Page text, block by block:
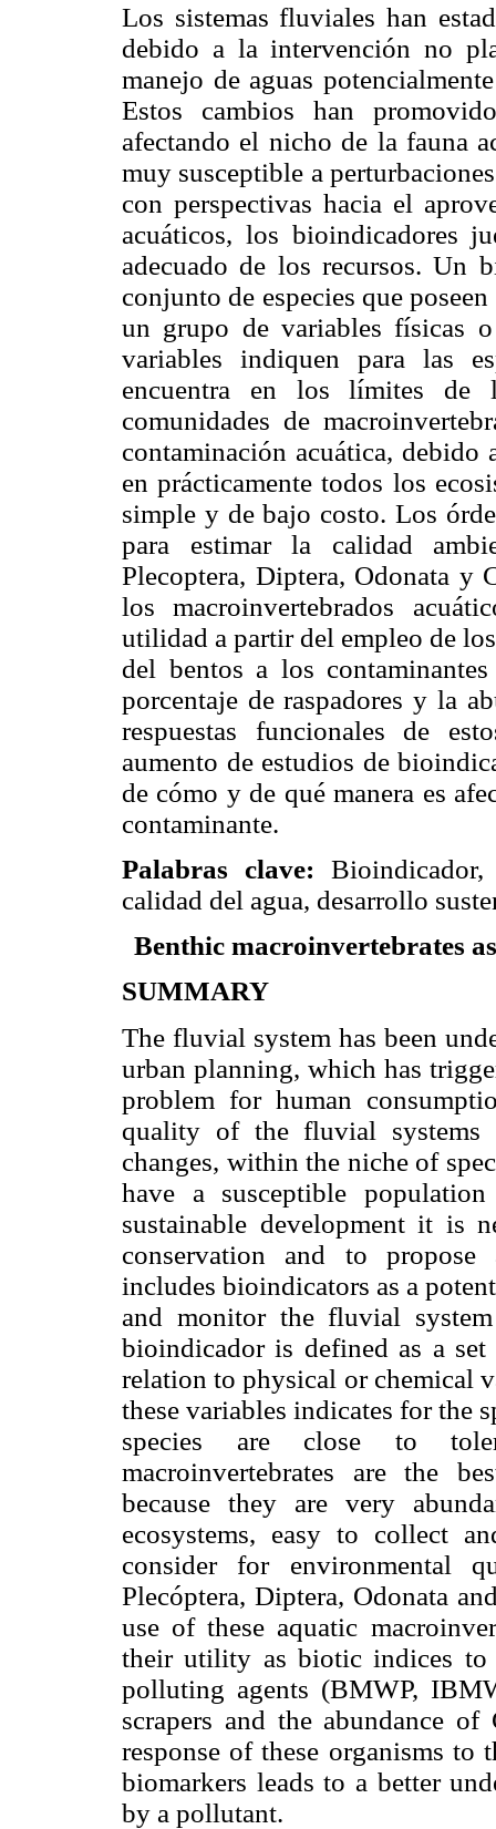
Los sistemas fluviales han
debido a la intervención no
manejo de aguas
Estos cambios han
afectando el nicho de la fauna
muy susceptible a
con perspectivas hacia el
acuáticos, los bioindicadores
adecuado de los recursos. Un
conjunto de especies que
un grupo de variables físicas
variables indiquen para las
encuentra en los límites de
comunidades de
contaminación acuática, debido
en prácticamente todos los
simple y de bajo costo. Los
para estimar la calidad
Plecoptera, Diptera, Odonata y
los macroinvertebrados
utilidad a partir del empleo de
del bentos a los
porcentaje de raspadores y la
respuestas funcionales de
aumento de estudios de
de cómo y de qué manera es
contaminante.
Palabras clave: Bioindicador,
calidad del agua, desarrollo
Benthic macroinvertebrates
SUMMARY
The fluvial system has been
urban planning, which has
problem for human
quality of the fluvial systems
changes, within the niche of
have a susceptible
sustainable development it is
conservation and to propose
includes bioindicators as a
and monitor the fluvial
bioindicador is defined as a
relation to physical or chemical
these variables indicates for the
species are close to
macroinvertebrates are the
because they are very
ecosystems, easy to collect
consider for environmental
Plecóptera, Diptera, Odonata
use of these aquatic
their utility as biotic indices to
polluting agents (BMWP,
scrapers and the abundance
response of these organisms to
biomarkers leads to a better
by a pollutant.